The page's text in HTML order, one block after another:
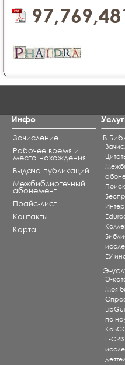
Инфо
Зачисление
Рабочее время и
место нахождения
Выдача публикаций
Межбиблиотечный
абонемент
Прайс-лист
Контакты
Карта
В
ЕУ
Э-
Э-
Моя
по
E-